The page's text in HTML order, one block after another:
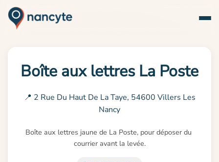
Boîte aux lettres La Poste
📍 2 Rue Du Haut De La Taye, 54600 Villers Les
Nancy
Boîte aux lettres jaune de La Poste, pour déposer du
courrier avant la levée.